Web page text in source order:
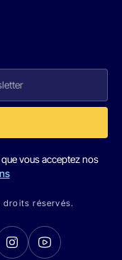
vous acceptez nos
droits réservés.